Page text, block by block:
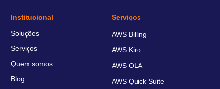
Institucional
Soluções
Serviços
Quem somos
Blog
Serviços
AWS Billing
AWS Kiro
AWS OLA
AWS Quick Suite